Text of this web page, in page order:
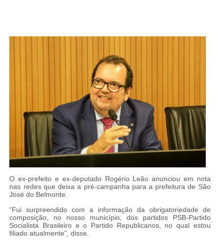
O ex-prefeito e ex-deputado Rogério Leão anunciou em nota
nas redes que deixa a pré-campanha para a prefeitura de São
José do Belmonte.
“Fui surpreendido com a informação da obrigatoriedade de
composição, no nosso município, dos partidos PSB-Partido
Socialista Brasileiro e o Partido Republicanos, no qual estou
filiado atualmente”, disse.